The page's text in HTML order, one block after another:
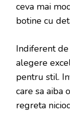
ceva mai
botine cu
Indiferent
alegere
pentru stil.
care sa aiba
regreta